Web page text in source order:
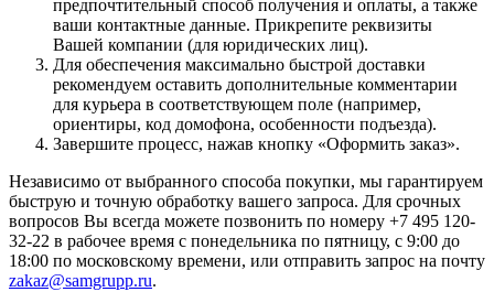
предпочтительный способ получения и оплаты, а также
ваши контактные данные. Прикрепите реквизиты
Вашей компании (для юридических лиц).
Для обеспечения максимально быстрой доставки
рекомендуем оставить дополнительные комментарии
для курьера в соответствующем поле (например,
ориентиры, код домофона, особенности подъезда).
Завершите процесс, нажав кнопку «Оформить заказ».
Независимо от выбранного способа покупки, мы гарантируем
быструю и точную обработку вашего запроса. Для срочных
вопросов Вы всегда можете позвонить по номеру +7 495 120-
32-22 в рабочее время с понедельника по пятницу, с 9:00 до
18:00 по московскому времени, или отправить запрос на почту
zakaz@samgrupp.ru.